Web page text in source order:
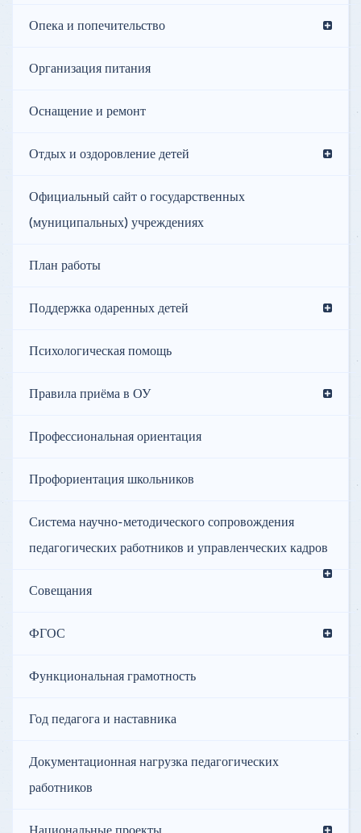
Опека и попечительство
Организация питания
Оснащение и ремонт
Отдых и оздоровление детей
Официальный сайт о государственных
(муниципальных) учреждениях
План работы
Поддержка одаренных детей
Психологическая помощь
Правила приёма в ОУ
Профессиональная ориентация
Профориентация школьников
Система научно-методического сопровождения
педагогических работников и управленческих кадров
Совещания
ФГОС
Функциональная грамотность
Год педагога и наставника
Документационная нагрузка педагогических
работников